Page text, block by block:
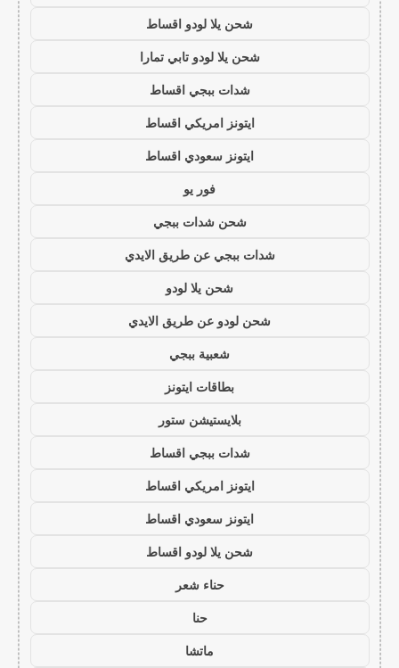
شحن يلا لودو اقساط
شحن يلا لودو تابي تمارا
شدات ببجي اقساط
ايتونز امريكي اقساط
ايتونز سعودي اقساط
فور يو
شحن شدات ببجي
شدات ببجي عن طريق الايدي
شحن يلا لودو
شحن لودو عن طريق الايدي
شعبية ببجي
بطاقات ايتونز
بلايستيشن ستور
شدات ببجي اقساط
ايتونز امريكي اقساط
ايتونز سعودي اقساط
شحن يلا لودو اقساط
حناء شعر
حنا
ماتشا